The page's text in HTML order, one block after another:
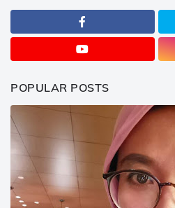
POPULAR POSTS